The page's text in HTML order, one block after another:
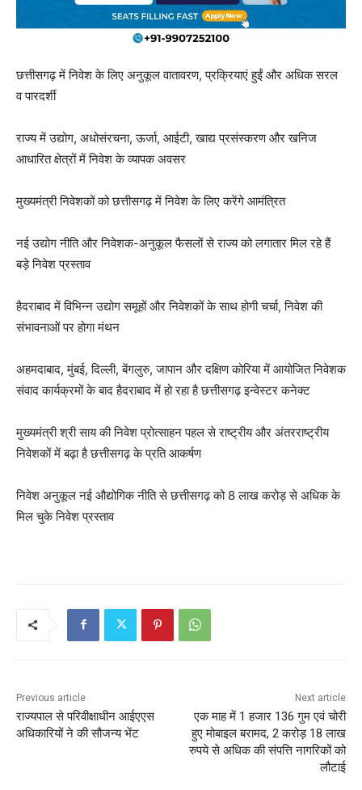
छत्तीसगढ़ में निवेश के लिए अनुकूल वातावरण, प्रक्रियाएं हुईं और अधिक सरल
व पारदर्शी
राज्य में उद्योग, अधोसंरचना, ऊर्जा, आईटी, खाद्य प्रसंस्करण और खनिज
आधारित क्षेत्रों में निवेश के व्यापक अवसर
मुख्यमंत्री निवेशकों को छत्तीसगढ़ में निवेश के लिए करेंगे आमंत्रित
नई उद्योग नीति और निवेशक-अनुकूल फैसलों से राज्य को लगातार मिल रहे हैं
बड़े निवेश प्रस्ताव
हैदराबाद में विभिन्न उद्योग समूहों और निवेशकों के साथ होगी चर्चा, निवेश की
संभावनाओं पर होगा मंथन
अहमदाबाद, मुंबई, दिल्ली, बेंगलुरु, जापान और दक्षिण कोरिया में आयोजित निवेशक
संवाद कार्यक्रमों के बाद हैदराबाद में हो रहा है छत्तीसगढ़ इन्वेस्टर कनेक्ट
मुख्यमंत्री श्री साय की निवेश प्रोत्साहन पहल से राष्ट्रीय और अंतरराष्ट्रीय
निवेशकों में बढ़ा है छत्तीसगढ़ के प्रति आकर्षण
निवेश अनुकूल नई औद्योगिक नीति से छत्तीसगढ़ को 8 लाख करोड़ से अधिक के
मिल चुके निवेश प्रस्ताव
Previous article
राज्यपाल से परिवीक्षाधीन आईएएस
अधिकारियों ने की सौजन्य भेंट
Next article
एक माह में 1 हजार 136 गुम एवं चोरी
हुए मोबाइल बरामद, 2 करोड़ 18 लाख
रुपये से अधिक की संपत्ति नागरिकों को
लौटाई